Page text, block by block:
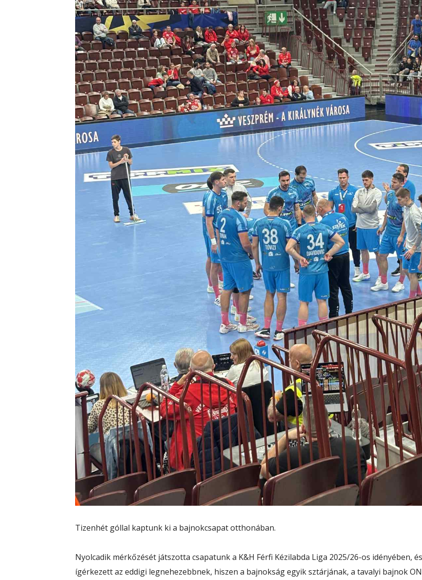
Tizenhét góllal kaptunk ki a bajnokcsapat otthonában.
Nyolcadik mérkőzését játszotta csapatunk a K&H Férfi Kézilabda Liga 2025/26-os idényében,
ígérkezett az eddigi legnehezebbnek, hiszen a bajnokság egyik sztárjának, a tavalyi bajnok